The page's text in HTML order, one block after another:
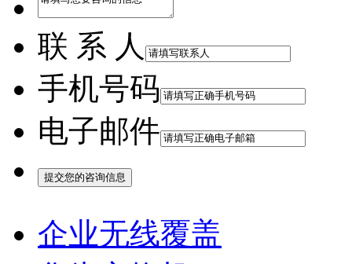
联 系 人
手机号码
电子邮件
企业无线覆盖